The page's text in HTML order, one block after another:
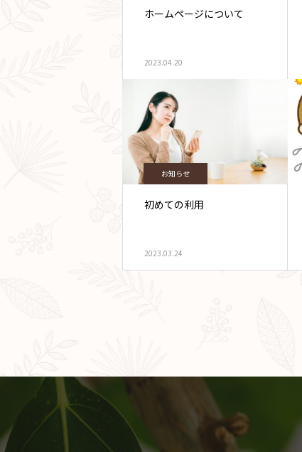
ホームページについて
2023.04.20
お知らせ
初めての利用
2023.03.24